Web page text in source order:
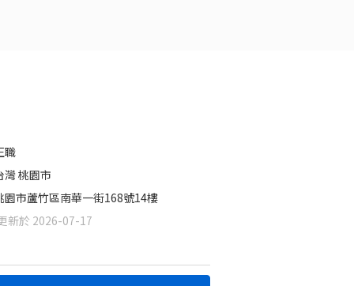
職
灣 桃園市
園市蘆竹區南華一街168號14樓
新於 2026-07-17